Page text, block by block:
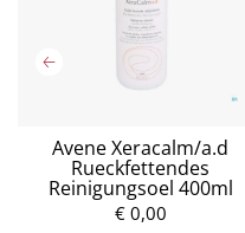
Avene Xeracalm/a.d
Rueckfettendes
Reinigungsoel 400ml
€ 0,00